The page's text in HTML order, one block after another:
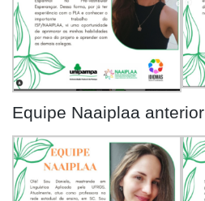
Equipe Naaiplaa anterior